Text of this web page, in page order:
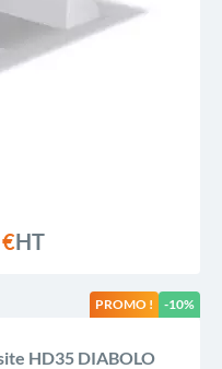
HT
HD35 DIABOLO
PROMO ! -10%